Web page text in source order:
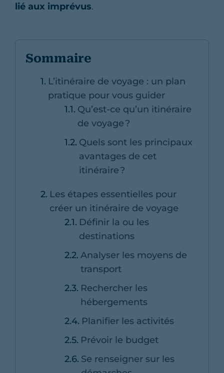
lié aux imprévus.
Sommaire
L’itinéraire de voyage : un plan
pratique pour vous guider
Qu’est-ce qu’un itinéraire
de voyage ?
Quels sont les principaux
avantages de cet
itinéraire ?
Les étapes essentielles pour
créer un itinéraire de voyage
Définir la ou les
destinations
Analyser les moyens de
transport
Rechercher les
hébergements
Planifier les activités
Prévoir le budget
Se renseigner sur les